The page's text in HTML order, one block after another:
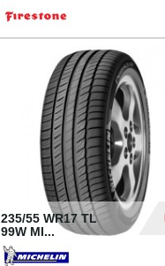
235/55 WR17 TL
99W MI...